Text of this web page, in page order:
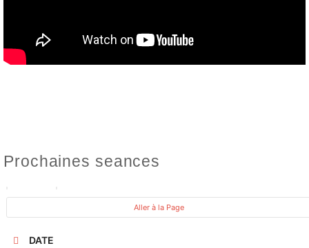
Prochaines seances
Aller à la Page
DATE